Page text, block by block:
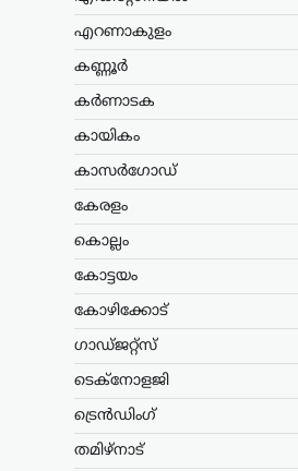
എറണാകുളം
കണ്ണൂർ
കർണാടക
കായികം
കാസർഗോഡ്
കേരളം
കൊല്ലം
കോട്ടയം
കോഴിക്കോട്
ഗാഡ്ജറ്റ്സ്
ടെക്നോളജി
ട്രെൻഡിംഗ്
തമിഴ്നാട്
മന്ത്രിസ്ഥാനം
സ്വന്തം
പദവികൾ
ഡൽഹിയിലെ
തുടർന്ന് കേന്ദ്ര
വിശദീകരണവുമായി
വിഷയത്തിൽ…
ട്രെൻഡിംഗ്
സി.ജെ.പി
റീലുകൾ